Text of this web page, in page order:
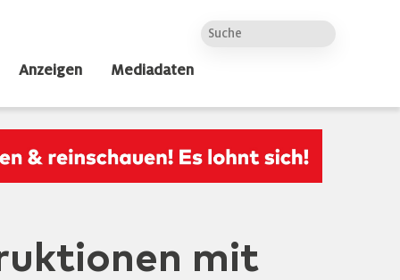
Anzeigen Mediadaten
mit